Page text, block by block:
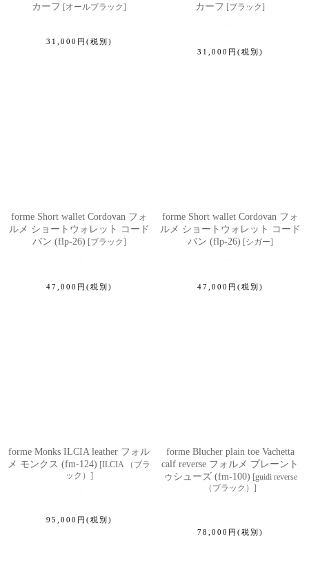
カーフ [オールブラック]
31,000 円 (税別)
カーフ [ブラック]
31,000 円 (税別)
forme Short wallet Cordovan フォ
ルメ ショートウォレット コード
バン (flp-26) [ブラック]
47,000 円 (税別)
forme Short wallet Cordovan フォ
ルメ ショートウォレット コード
バン (flp-26) [シガー]
47,000 円 (税別)
forme Monks ILCIA leather フォル
メ モンクス (fm-124) [ILCIA （ブラ
ック） ]
95,000 円 (税別)
forme Blucher plain toe Vachetta
calf reverse フォルメ プレーント
ゥシューズ (fm-100) [guidi reverse
（ブラック） ]
78,000 円 (税別)